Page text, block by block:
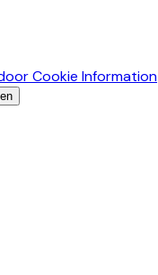
Cookie Information